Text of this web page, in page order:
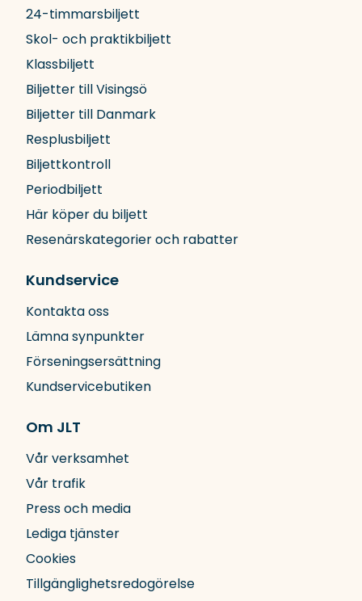
24-timmarsbiljett
Skol- och praktikbiljett
Klassbiljett
Biljetter till Visingsö
Biljetter till Danmark
Resplusbiljett
Biljettkontroll
Periodbiljett
Här köper du biljett
Resenärskategorier och rabatter
Kundservice
Kontakta oss
Lämna synpunkter
Förseningsersättning
Kundservicebutiken
Om JLT
Vår verksamhet
Vår trafik
Press och media
Lediga tjänster
Cookies
Tillgänglighetsredogörelse